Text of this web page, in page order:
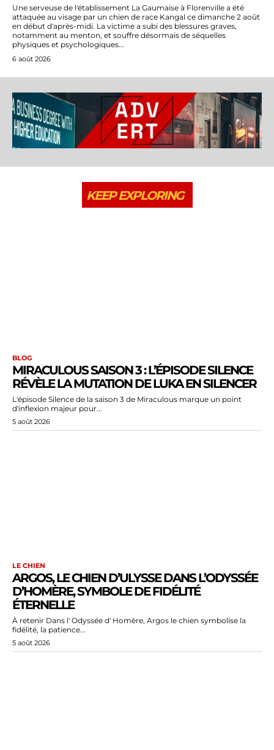
Une serveuse de l'établissement La Gaumaise à Florenville a été
attaquée au visage par un chien de race Kangal ce dimanche 2 août
en début d'après-midi. La victime a subi des blessures graves,
notamment au menton, et souffre désormais de séquelles
physiques et psychologiques...
6 août 2026
KEEP EXPLORING
BLOG
MIRACULOUS SAISON 3 : L’ÉPISODE SILENCE
RÉVÈLE LA MUTATION DE LUKA EN SILENCER
L'épisode Silence de la saison 3 de Miraculous marque un point
d'inflexion majeur pour...
5 août 2026
LE CHIEN
ARGOS, LE CHIEN D’ULYSSE DANS L’ODYSSÉE
D’HOMÈRE, SYMBOLE DE FIDÉLITÉ
ÉTERNELLE
À retenir Dans l' Odyssée d' Homère, Argos le chien symbolise la
fidélité, la patience...
5 août 2026